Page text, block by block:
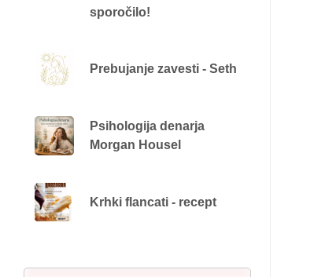
sporočilo!
Prebujanje zavesti - Seth
Psihologija denarja
Morgan Housel
Krhki flancati - recept